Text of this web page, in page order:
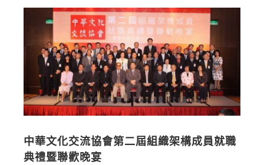
中華文化交流協會第二屆組織架構成員就職
典禮暨聯歡晚宴